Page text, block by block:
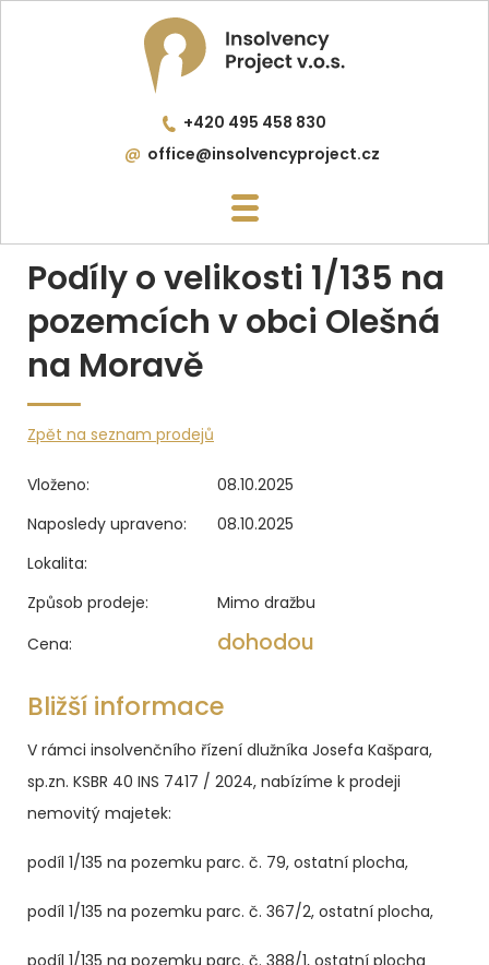
+420 495 458 830
office@insolvencyproject.cz
Podíly o velikosti 1/135 na
pozemcích v obci Olešná
na Moravě
Zpět na seznam prodejů
Vloženo:
08.10.2025
Naposledy upraveno:
08.10.2025
Lokalita:
Způsob prodeje:
Mimo dražbu
Cena:
dohodou
Bližší informace
V rámci insolvenčního řízení dlužníka Josefa Kašpara,
sp.zn. KSBR 40 INS 7417 / 2024, nabízíme k prodeji
nemovitý majetek:
podíl 1/135 na pozemku parc. č. 79, ostatní plocha,
podíl 1/135 na pozemku parc. č. 367/2, ostatní plocha,
podíl 1/135 na pozemku parc. č. 388/1, ostatní plocha